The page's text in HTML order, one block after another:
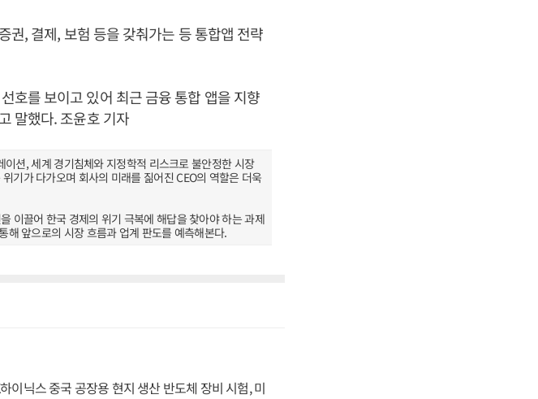
권, 결제, 보험 등을 갖춰가는 등 통합앱 전략
호를 보이고 있어 최근 금융 통합 앱을 지향
말했다. 조윤호 기자
션, 세계 경기침체와 지정학적 리스크로 불안정한 시장
기가 다가오며 회사의 미래를 짊어진 CEO의 역할은 더욱
이끌어 한국 경제의 위기 극복에 해답을 찾아야 하는 과제
해 앞으로의 시장 흐름과 업계 판도를 예측해본다.
이닉스 중국 공장용 현지 생산 반도체 장비 시험, 미